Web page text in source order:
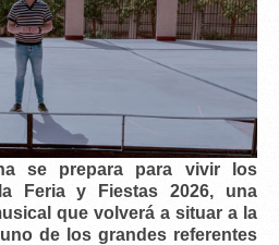
se prepara para vivir los
Feria y Fiestas 2026, una
que volverá a situar a la
de los grandes referentes